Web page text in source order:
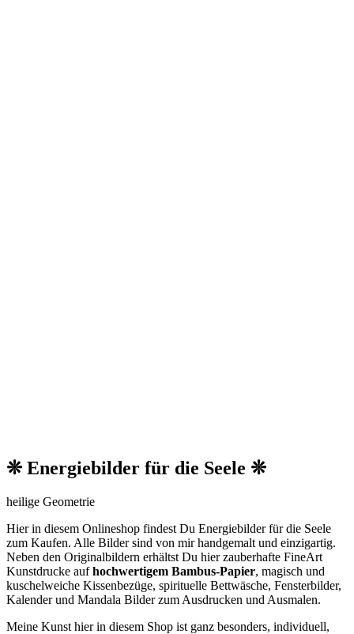
❊ Energiebilder für die Seele ❊
heilige Geometrie
Hier in diesem Onlineshop findest Du Energiebilder für die Seele
zum Kaufen. Alle Bilder sind von mir handgemalt und einzigartig.
Neben den Originalbildern erhältst Du hier zauberhafte FineArt
Kunstdrucke aufhochwertigem Bambus-Papier, magisch und
kuschelweiche Kissenbezüge, spirituelle Bettwäsche, Fensterbilder,
Kalender und Mandala Bilder zum Ausdrucken und Ausmalen.
Meine Kunst hier in diesem Shop ist ganz besonders, individuell,